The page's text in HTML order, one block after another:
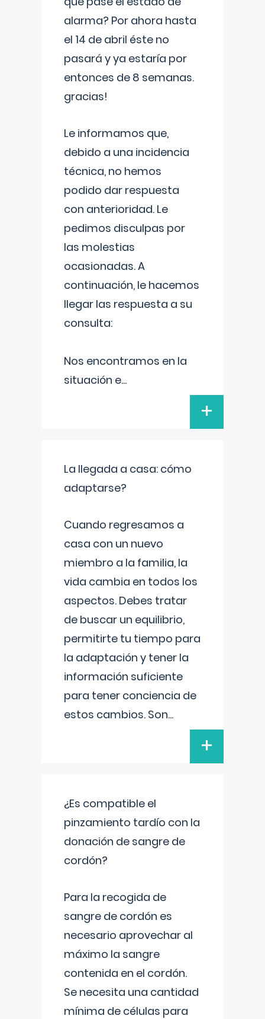
alarma? Por ahora hasta
el 14 de abril éste no
pasará y ya estaría por
entonces de 8 semanas.
gracias!
Le informamos que,
debido a una incidencia
técnica, no hemos
podido dar respuesta
con anterioridad. Le
pedimos disculpas por
las molestias
ocasionadas. A
continuación, le hacemos
llegar las respuesta a su
consulta:
Nos encontramos en la
situación e...
+
La llegada a casa: cómo
adaptarse?
Cuando regresamos a
casa con un nuevo
miembro a la familia, la
vida cambia en todos los
aspectos. Debes tratar
de buscar un equilibrio,
permitirte tu tiempo para
la adaptación y tener la
información suficiente
para tener conciencia de
estos cambios. Son...
+
¿Es compatible el
pinzamiento tardío con la
donación de sangre de
cordón?
Para la recogida de
sangre de cordón es
necesario aprovechar al
máximo la sangre
contenida en el cordón.
Se necesita una cantidad
mínima de células para